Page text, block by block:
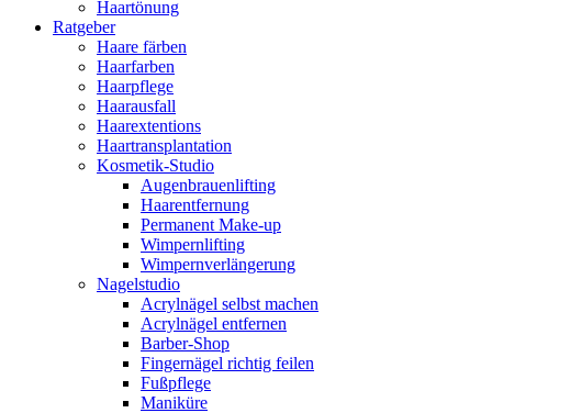
Haartönung
Ratgeber
Haare färben
Haarfarben
Haarpflege
Haarausfall
Haarextentions
Haartransplantation
Kosmetik-Studio
Augenbrauenlifting
Haarentfernung
Permanent Make-up
Wimpernlifting
Wimpernverlängerung
Nagelstudio
Acrylnägel selbst machen
Acrylnägel entfernen
Barber-Shop
Fingernägel richtig feilen
Fußpflege
Maniküre